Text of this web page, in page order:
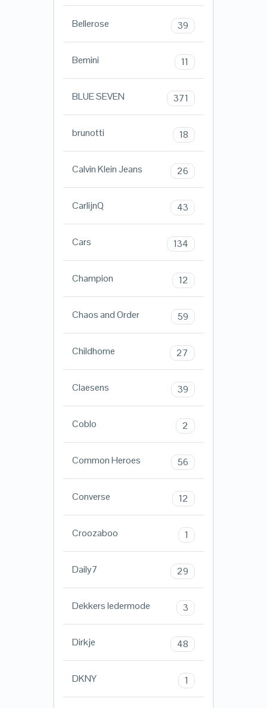
Bellerose 39
Bemini 11
BLUE SEVEN 371
brunotti 18
Calvin Klein Jeans 26
CarlijnQ 43
Cars 134
Champion 12
Chaos and Order 59
Childhome 27
Claesens 39
Coblo 2
Common Heroes 56
Converse 12
Croozaboo 1
Daily7 29
Dekkers ledermode 3
Dirkje 48
DKNY 1